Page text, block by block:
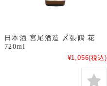
日本酒 宮尾酒造 〆張鶴 花
720ml
¥1,056(税込)